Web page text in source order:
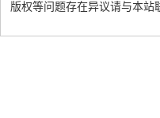
版权等问题存在异议请与本站